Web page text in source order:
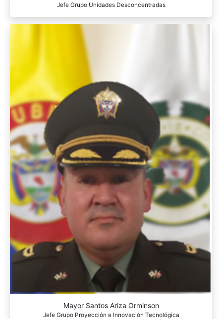
Jefe Grupo Unidades Desconcentradas
Mayor Santos Ariza Orminson
Jefe Grupo Proyección e Innovación Tecnológica